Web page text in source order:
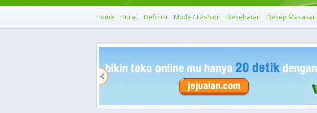
Home Surat Definisi Mode / Fashion Kesehatan Resep Masakan